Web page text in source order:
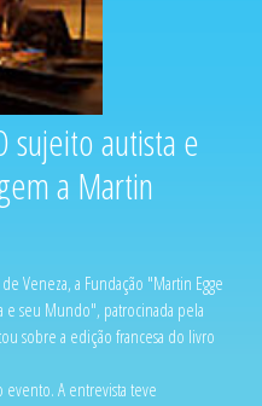
sujeito autista e
a Martin
Veneza, a Fundação "Martin Egge
e seu Mundo", patrocinada pela
sobre a edição francesa do livro
evento. A entrevista teve